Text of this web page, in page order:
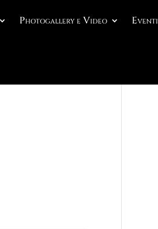
Photogallery e Video Eventi